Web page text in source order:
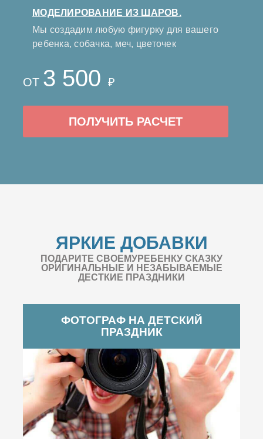
МОДЕЛИРОВАНИЕ ИЗ ШАРОВ.
Мы создадим любую фигурку для вашего
ребенка, собачка, меч, цветочек
ОТ 3 500 ₽
ПОЛУЧИТЬ РАСЧЕТ
ЯРКИЕ ДОБАВКИ
ПОДАРИТЕ СВОЕМУРЕБЕНКУ СКАЗКУ
ОРИГИНАЛЬНЫЕ И НЕЗАБЫВАЕМЫЕ
ДЕСТКИЕ ПРАЗДНИКИ
ФОТОГРАФ НА ДЕТСКИЙ
ПРАЗДНИК